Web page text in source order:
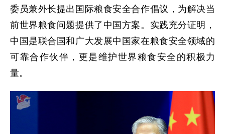
委员兼外长提出国际粮食安全合作倡议，为解决当
前世界粮食问题提供了中国方案。实践充分证明，
中国是联合国和广大发展中国家在粮食安全领域的
可靠合作伙伴，更是维护世界粮食安全的积极力
量。